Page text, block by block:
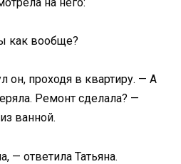
как вообще?
он, проходя в квартиру. — А
Ремонт сделала? —
ванной.
— ответила Татьяна.